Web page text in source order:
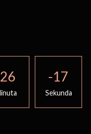
-17
Sekunda